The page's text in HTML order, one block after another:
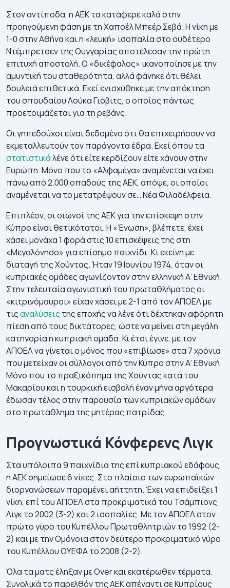
Στον αντίποδα, η ΑΕΚ τα κατάφερε καλά στην
προηγούμενη φάση με τη Χαποέλ Μπεέρ Σεβά. Η νίκη με
1-0 στην Αθήνα και η «λευκή» ισοπαλία στο ουδέτερο
Ντέμπρετσεν της Ουγγαρίας αποτέλεσαν την πρώτη
επιτυχή αποστολή. Ο «δικέφαλος» ικανοποίησε με την
αμυντική του σταθερότητα, αλλά φάνηκε ότι θέλει
δουλειά επιθετικά. Εκεί ενισχύθηκε με την απόκτηση
του σπουδαίου Λούκα Γιόβιτς, ο οποίος πάντως
προετοιμάζεται για τη ρεβάνς.
Οι γηπεδούχοι είναι δεδομένο ότι θα επιχειρήσουν να
εκμεταλλευτούν τον παράγοντα έδρα. Εκεί όπου τα
στατιστικάλένε ότι είτε κερδίζουν είτε χάνουν στην
Ευρώπη. Μόνο που το «Αλφαμέγα» αναμένεται να έχει
πάνω από 2.000 οπαδούς της ΑΕΚ, απόψε, οι οποίοι
αναμένεται να το μετατρέψουν σε… Νέα Φιλαδέλφεια.
Επιπλέον, οι οιωνοί της ΑΕΚ για την επίσκεψη στην
Κύπρο είναι θετικότατοι. Η «Ένωση», βλέπετε, έχει
χάσει μονάχα 1 φορά στις 10 επισκέψεις της στη
«Μεγαλόνησο» για επίσημο παιχνίδι. Kι εκείνη με
διαταγή της Χούντας. Ήταν 19 Ιουνίου 1974, όταν οι
κυπριακές ομάδες αγωνίζονταν στην ελληνική Α’ Εθνική.
Στην τελευταία αγωνιστική του πρωταθλήματος οι
«κιτρινόμαυροι» είχαν χάσει με 2-1 από τον ΑΠΟΕΛ με
τιςαναλύσεις της εποχής να λένε ότι δέχτηκαν αφόρητη
πίεση από τους δικτάτορες, ώστε να μείνει στη μεγάλη
κατηγορία η κυπριακή ομάδα. Κι έτσι έγινε, με τoν
ΑΠΟΕΛ να γίνεται ο μόνος που «επιβίωσε» στα 7 χρόνια
που μετείχαν οι σύλλογοι από την Κύπρο στην Α’ Εθνική.
Μόνο που το πραξικόπημα της Χούντας κατά του
Μακαρίου και η τουρκική εισβολή έναν μήνα αργότερα
έδωσαν τέλος στην παρουσία των κυπριακών ομάδων
στο πρωτάθλημα της μητέρας πατρίδας.
Προγνωστικά Κόνφερενς Λιγκ
Στα υπόλοιπα 9 παιχνίδια της επί κυπριακού εδάφους,
η ΑΕΚ σημείωσε 6 νίκες. Στο πλαίσιο των ευρωπαϊκών
διοργανώσεων παραμένει αήττητη. Έχει να επιδείξει 1
νίκη, επί του ΑΠΟΕΛ στα προκριματικά του Τσάμπιονς
Λιγκ το 2002 (3-2) και 2 ισοπαλίες. Με τον ΑΠΟΕΛ στον
πρώτο γύρο του Κυπέλλου Πρωταθλητριών το 1992 (2-
2) και με την Ομόνοια στον δεύτερο προκριματικό γύρο
του Κυπέλλου ΟΥΕΦΑ το 2008 (2-2).
Όλα τα ματς έληξαν με Over και εκατέρωθεν τέρματα.
Συνολικά το παρελθόν της ΑΕΚ απέναντι σε Κυπρίους